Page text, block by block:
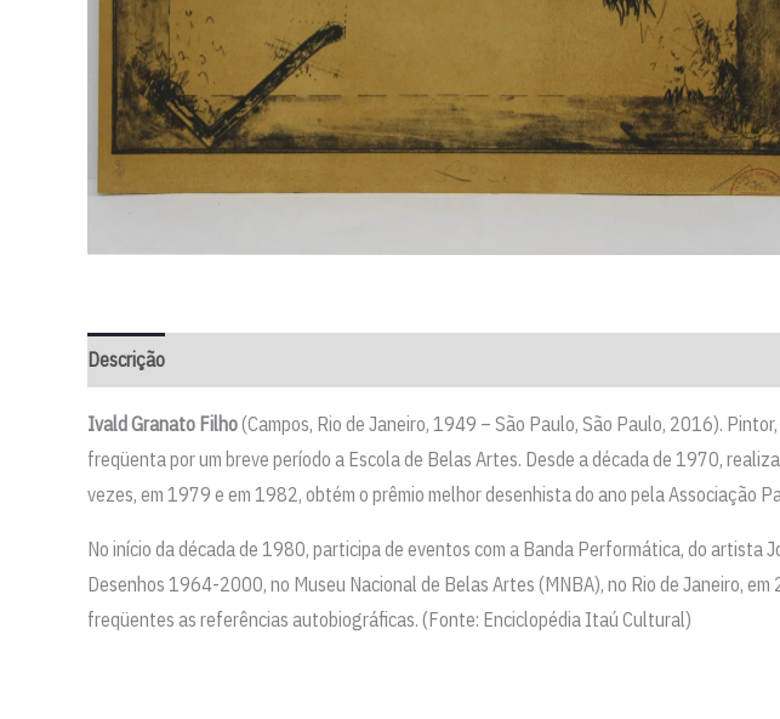
Descrição
Ivald Granato Filho(Campos, Rio de Janeiro, 1949 – São Paulo, São Paulo, 2016).
freqüenta por um breve período a Escola de Belas Artes. Desde a década de 1970,
vezes, em 1979 e em 1982, obtém o prêmio melhor desenhista do ano pela Associação
No início da década de 1980, participa de eventos com a Banda Performática, do
Desenhos 1964-2000, no Museu Nacional de Belas Artes (MNBA), no Rio de Janeiro,
freqüentes as referências autobiográficas. (Fonte: Enciclopédia Itaú Cultural)